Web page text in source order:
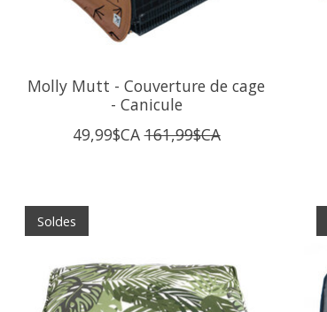
Molly Mutt - Couverture de cage
- Canicule
49,99$CA 161,99$CA
Soldes